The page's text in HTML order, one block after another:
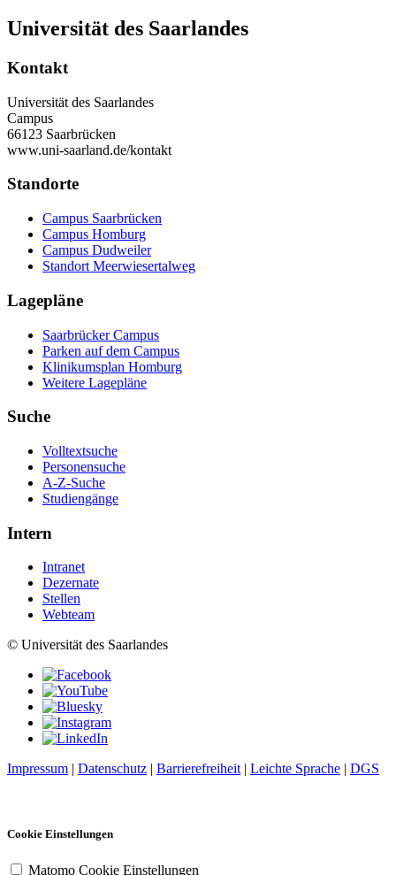
Universität des Saarlandes
Kontakt
Universität des Saarlandes
Campus
66123 Saarbrücken
www.uni-saarland.de/kontakt
Standorte
Campus Saarbrücken
Campus Homburg
Campus Dudweiler
Standort Meerwiesertalweg
Lagepläne
Saarbrücker Campus
Parken auf dem Campus
Klinikumsplan Homburg
Weitere Lagepläne
Suche
Volltextsuche
Personensuche
A-Z-Suche
Studiengänge
Intern
Intranet
Dezernate
Stellen
Webteam
© Universität des Saarlandes
Impressum | Datenschutz | Barrierefreiheit| Leichte Sprache | DGS
Cookie Einstellungen
Matomo Cookie Einstellungen